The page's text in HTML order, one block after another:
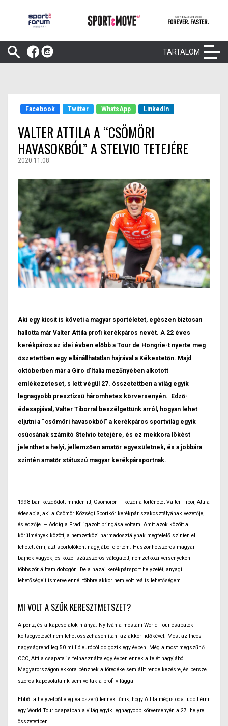
TARTALOM
Facebook Twitter WhatsApp LinkedIn
VALTER ATTILA A “CSÖMÖRI
HAVASOKBÓL” A STELVIO TETEJÉRE
2020.11.08.
Aki egy kicsit is követi a magyar sportéletet, egészen biztosan
hallotta már Valter Attila profi kerékpáros nevét. A 22 éves
kerékpáros az idei évben előbb a Tour de Hongrie-t nyerte meg
öszetettben egy ellánállhatatlan hajrával a Kékestetőn. Majd
októberben már a Giro d’Italia mezőnyében alkotott
emlékezeteset, s lett végül 27. összetettben a világ egyik
legnagyobb presztízsű háromhetes körversenyén. Edző-
édesapjával, Valter Tiborral beszélgettünk arról, hogyan lehet
eljutni a “csömöri havasokból” a kerékpáros sportvilág egyik
csúcsának számító Stelvio tetejére, és ez mekkora lökést
jelenthet a helyi, jellemzően amatőr egyesületnek, és a jobbára
szintén amatőr státuszú magyar kerékpársportnak.
1998-ban kezdődött minden itt, Csömörön – kezdi a történetet Valter Tibor, Attila
édesapja, aki a Csömör Községi Sportkör kerékpár szakosztályának vezetője,
és edzője. – Addig a Fradi igazolt bringása voltam. Amit azok között a
körülmények között, a nemzetközi harmadosztálynak megfelelő szinten el
lehetett érni, azt sportolóként nagyjából elértem. Huszonhétszeres magyar
bajnok vagyok, és közel százszoros válogatott, nemzetközi versenyeken
többször álltam dobogón. De a hazai kerékpársport helyzetét, anyagi
lehetőségeit ismerve ennél többre akkor nem volt reális lehetőségem.
MI VOLT A SZŰK KERESZTMETSZET?
A pénz, és a kapcsolatok hiánya. Nyilván a mostani World Tour csapatok
költségvetését nem lehet összehasonlítani az akkori időkével. Most az Ineos
nagyságrendileg 50 millió euróból dolgozik egy évben. Még a most megszűnő
CCC, Attila csapata is felhasználta egy évben ennek a felét nagyjából.
Magyarországon ekkora pénznek a töredéke sem állt rendelkezésre, és persze
szoros kapcsolataink sem voltak a profi világgal
Ebből a helyzetből elég valószerűtlennek tűnik, hogy Attila mégis oda tudott érni
egy World Tour csapatban a világ egyik legnagyobb körversenyén a 27. helyre
összetettben.